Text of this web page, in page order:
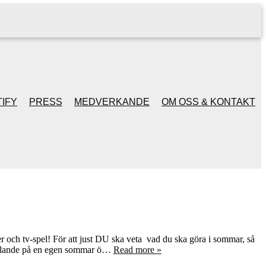
PRESS MEDVERKANDE OM OSS & KONTAKT
och tv-spel! För att just DU ska veta vad du ska göra i sommar, så
på en egen sommar ö… Read more »